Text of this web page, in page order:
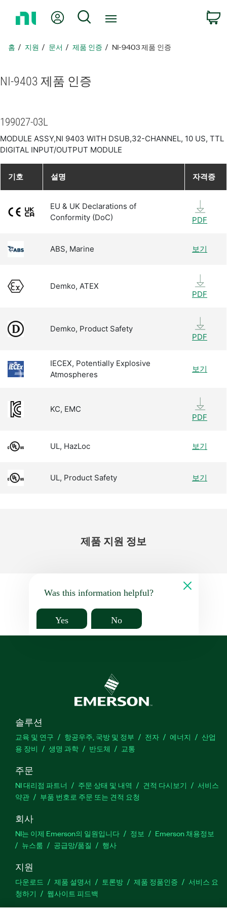
지
아
내 계정 검색
홈 지원 문서 제품 인증 NI-9403 제품 인증
NI-9403 제품 인증
199027-03L
MODULE ASSY,NI 9403 WITH DSUB,32-CHANNEL, 10 US, TTL
DIGITAL INPUT/OUTPUT MODULE
기호 설명 자격증
EU & UK Declarations of
Conformity (DoC)
PDF
ABS, Marine 보기
Demko, ATEX
PDF
Demko, Product Safety
PDF
IECEX, Potentially Explosive
Atmospheres
보기
KC, EMC
PDF
UL, HazLoc 보기
UL, Product Safety 보기
제품 지원 정보
Was this information helpful?
Yes No
솔루션
교육 및 연구 항공우주, 국방 및 정부 전자 에너지
산업
용 장비
생명 과학 반도체 교통
주문
NI 대리점 파트너 주문 상태 및 내역 견적 다시보기
서비스
약관
부품 번호로 주문 또는 견적 요청
회사
NI는 이제 Emerson의 일원입니다 정보
Emerson 채용정보
뉴스룸
공급망/품질 행사
지원
다운로드 제품 설명서 토론방 제품 정품인증
서비스 요
청하기
웹사이트 피드백